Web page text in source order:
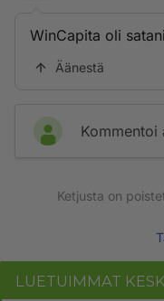
WinCapita oli
Äänestä
Kommentoi
Ketjusta on
LUETUIMMAT